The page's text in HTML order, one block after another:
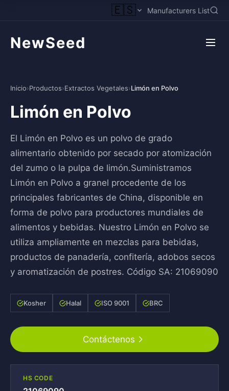
🇪🇸 Manufacturers List
NewSeed
Inicio›Productos›Extractos Vegetales›Limón en Polvo
Limón en Polvo
El Limón en Polvo es un polvo de grado
alimentario obtenido por secado por atomización
del zumo o la pulpa de limón.Suministramos
Limón en Polvo a granel procedente de los
principales fabricantes de China, disponible en
forma de polvo para productores mundiales de
alimentos y bebidas. Nuestro Limón en Polvo se
utiliza ampliamente en mezclas para bebidas,
productos de panadería, confitería, adobos secos
y aromatización de postres. Código SA: 21069090
Kosher Halal ISO 9001 BRC
Contáctenos
HS CODE